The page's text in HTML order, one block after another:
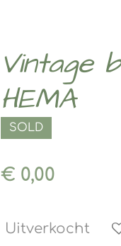
Vintage
HEMA
SOLD
€ 0,00
Uitverkocht